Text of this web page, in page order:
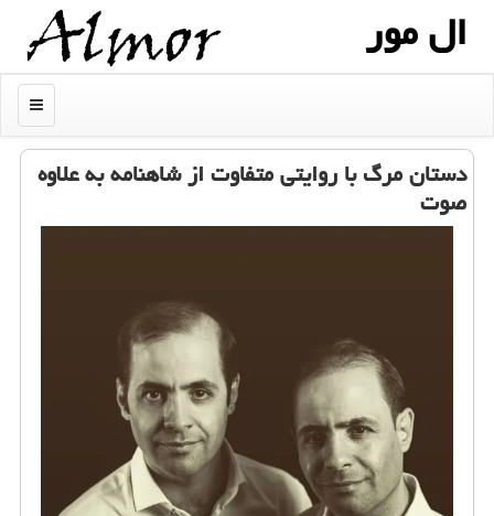
ال مور
منو
دستان مرگ با روایتی متفاوت از شاهنامه به علاوه
صوت